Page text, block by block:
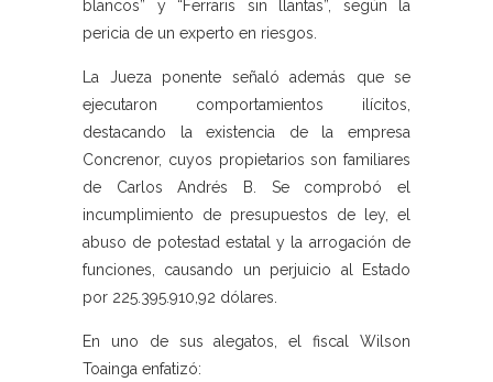
blancos” y “Ferraris sin llantas”, según la
pericia de un experto en riesgos.
La Jueza ponente señaló además que se
ejecutaron comportamientos ilícitos,
destacando la existencia de la empresa
Concrenor, cuyos propietarios son familiares
de Carlos Andrés B. Se comprobó el
incumplimiento de presupuestos de ley, el
abuso de potestad estatal y la arrogación de
funciones, causando un perjuicio al Estado
por 225.395.910,92 dólares.
En uno de sus alegatos, el fiscal Wilson
Toainga enfatizó: